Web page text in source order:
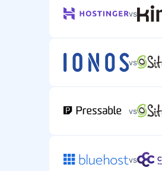
vs
vs
vs
vs